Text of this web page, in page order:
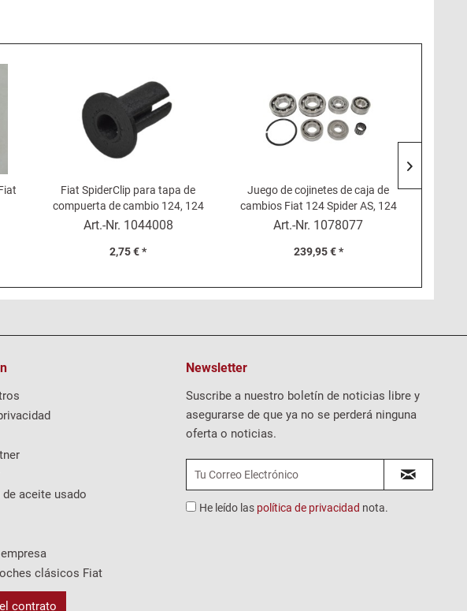
Fiat SpiderClip para tapa de
compuerta de cambio 124, 124
Coupé
Art.-Nr. 1044008
2,75 € *
Juego de cojinetes de caja de
cambios Fiat 124 Spider AS, 124
Coupé AC
Art.-Nr. 1078077
239,95 € *
aceite usado
clásicos Fiat
contrato
Newsletter
Suscribe a nuestro boletín de noticias libre y
asegurarse de que ya no se perderá ninguna
oferta o noticias.
He leído las política de privacidad nota.